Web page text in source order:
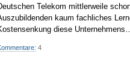
Telekom mittlerweile
kaum fachliches
diese
4